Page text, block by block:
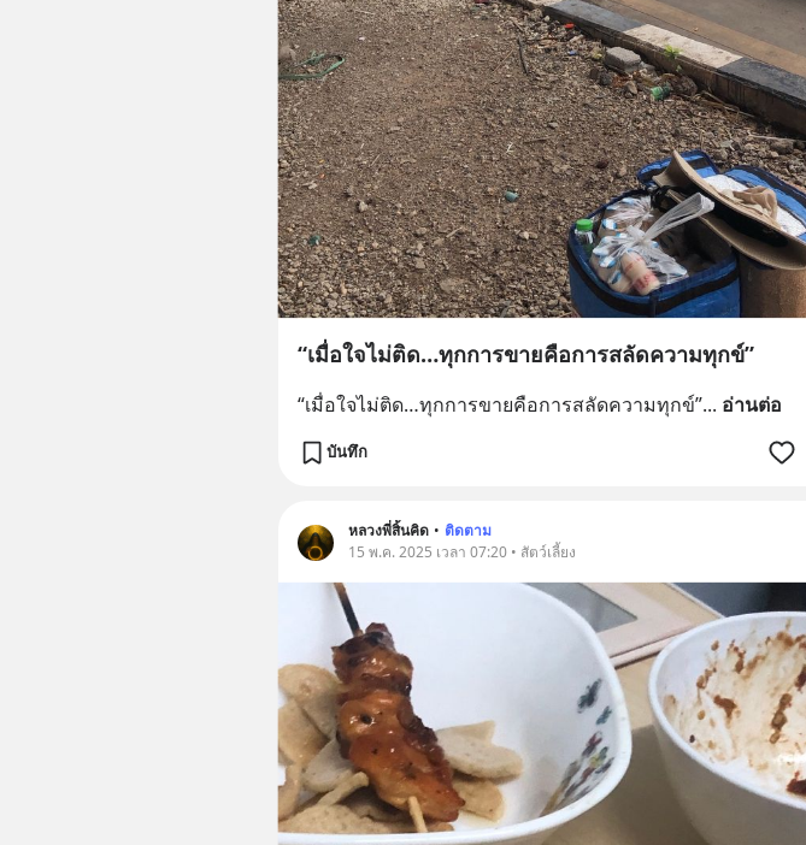
“เมื่อใจไม่ติด…ทุกการขายคือการสลัดความทุกข์”
“เมื่อใจไม่ติด…ทุกการขายคือการสลัดความทุกข์”... อ่านต่อ
บันทึก
หลวงพี่สิ้นคิด • ติดตาม
15 พ.ค. 2025 เวลา 07:20 • สัตว์เลี้ยง